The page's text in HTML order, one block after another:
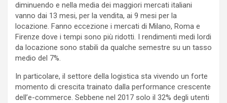
diminuendo e nella media dei maggiori mercati italiani
vanno dai 13 mesi, per la vendita, ai 9 mesi per la
locazione. Fanno eccezione i mercati di Milano, Roma e
Firenze dove i tempi sono più ridotti. I rendimenti medi lordi
da locazione sono stabili da qualche semestre su un tasso
medio del 7%.
In particolare, il settore della logistica sta vivendo un forte
momento di crescita trainato dalla performance crescente
dell’e-commerce. Sebbene nel 2017 solo il 32% degli utenti